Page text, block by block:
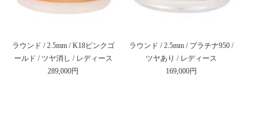
ラウンド / 2.5mm / K18ピンクゴ
ールド / ツヤ消し / レディース
289,000円
ラウンド / 2.5mm / プラチナ950 /
ツヤあり / レディース
169,000円